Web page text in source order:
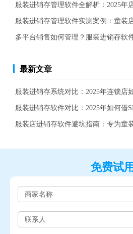
服装进销存管理软件全解析：2025年
服装进销存管理软件实测案例：童装
多平台销售如何管理？服装进销存软
最新文章
服装进销存系统对比：2025年连锁店
服装进销存软件对比：2025年如何借
服装店进销存软件避坑指南：专为童
免费试用